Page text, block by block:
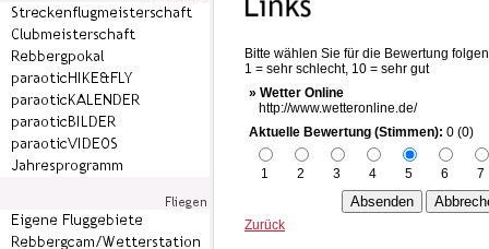
Bitte wählen Sie für die Bewertung
1 = sehr schlecht, 10 = sehr gut
» Wetter Online
http://www.wetteronline.de/
Aktuelle Bewertung (Stimmen): 0 (0)
1 2 3 4 5 6 7
Zurück